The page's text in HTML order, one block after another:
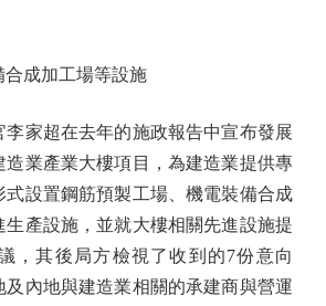
成加工場等設施
家超在去年的施政報告中宣布發展
造業產業大樓項目，為建造業提供專
式設置鋼筋預製工場、機電裝備合成
生產設施，並就大樓相關先進設施提
，其後局方檢視了收到的7份意向
及內地與建造業相關的承建商與營運